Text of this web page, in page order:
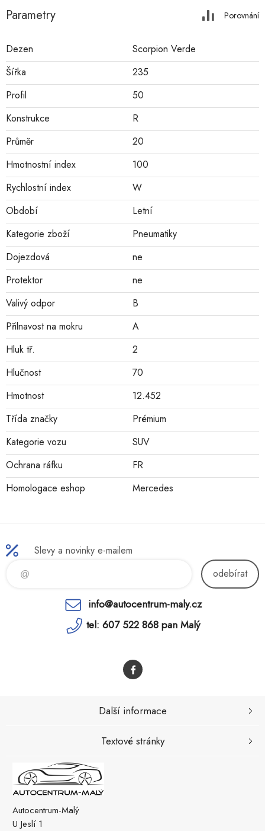
Parametry Porovnání
Dezen
Scorpion Verde
Šířka
235
Profil
50
Konstrukce
R
Průměr
20
Hmotnostní index
100
Rychlostní index
W
Období
Letní
Kategorie zboží
Pneumatiky
Dojezdová
ne
Protektor
ne
Valivý odpor
B
Přilnavost na mokru
A
Hluk tř.
2
Hlučnost
70
Hmotnost
12.452
Třída značky
Prémium
Kategorie vozu
SUV
Ochrana ráfku
FR
Homologace eshop
Mercedes
Slevy a novinky e-mailem
odebírat
info@autocentrum-maly.cz
tel: 607 522 868 pan Malý
Autocentrum-Malý
U Jeslí 1
Další informace
Textové stránky